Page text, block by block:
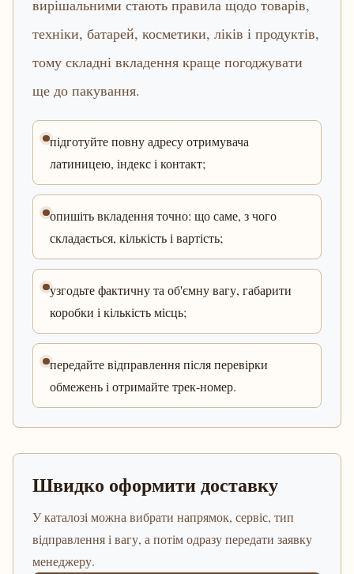
вирішальними стають правила щодо товарів,
техніки, батарей, косметики, ліків і продуктів,
тому складні вкладення краще погоджувати
ще до пакування.
підготуйте повну адресу отримувача
латиницею, індекс і контакт;
опишіть вкладення точно: що саме, з чого
складається, кількість і вартість;
узгодьте фактичну та об'ємну вагу, габарити
коробки і кількість місць;
передайте відправлення після перевірки
обмежень і отримайте трек-номер.
Швидко оформити доставку
У каталозі можна вибрати напрямок, сервіс, тип
відправлення і вагу, а потім одразу передати заявку
менеджеру.